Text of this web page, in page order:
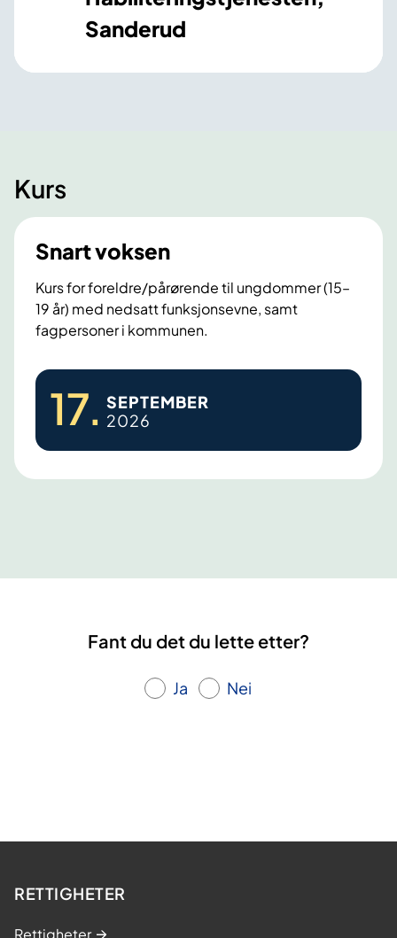
Sanderud
Kurs
Snart voksen
Kurs for foreldre/pårørende til ungdommer (15–
19 år) med nedsatt funksjonsevne, samt
fagpersoner i kommunen.
S
r
t
17. SEPTEMBER
2026
Fant du det du lette etter?
Ja Nei
RETTIGHETER
Rettigheter